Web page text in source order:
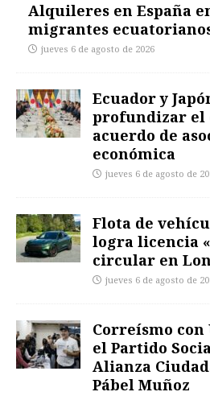
Alquileres en España
migrantes
jueves 6 de agosto de 2026
Ecuador y
profundizar el
acuerdo de
económica
jueves 6 de agosto de
Flota de
logra licencia
circular en
jueves 6 de agosto de
Correísmo con
el Partido
Alianza
Pábel Muñoz